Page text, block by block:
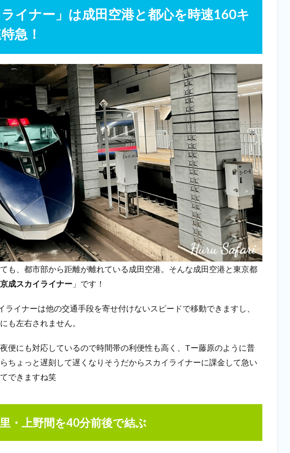
ライナー」は成田空港と都心を時速160キ
急！
も、都市部から距離が離れている成田空港。そんな成田空港と東京都
京成スカイライナー 」です！
ライナーは他の交通手段を寄せ付けないスピードで移動できますし、
も左右されません。
便にも対応しているので時間帯の利便性も高く
、Tー藤原のように普
ちょっと遅刻して遅くなりそうだからスカイライナーに課金して急い
できますね笑
・上野間を40分前後で結ぶ